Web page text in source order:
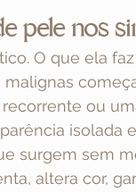
pele nos
O que ela
ou
isolada
surgem sem
altera cor,